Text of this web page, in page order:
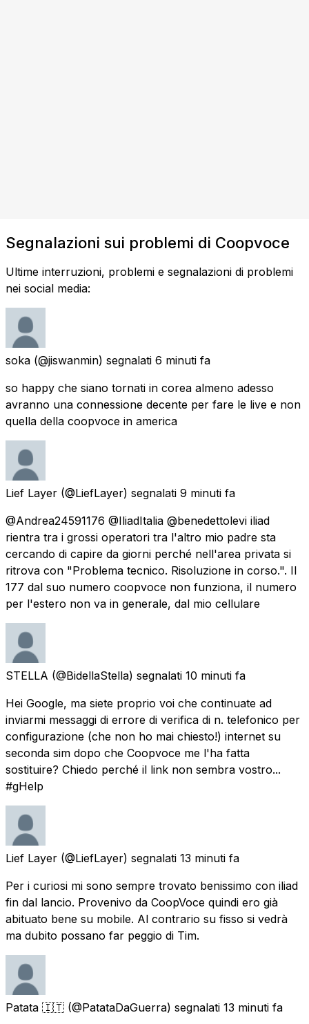
Segnalazioni sui problemi di Coopvoce
Ultime interruzioni, problemi e segnalazioni di problemi
nei social media:
soka (@jiswanmin) segnalati 6 minuti fa
so happy che siano tornati in corea almeno adesso
avranno una connessione decente per fare le live e non
quella della coopvoce in america
Lief Layer (@LiefLayer) segnalati 9 minuti fa
@Andrea24591176 @IliadItalia @benedettolevi iliad
rientra tra i grossi operatori tra l'altro mio padre sta
cercando di capire da giorni perché nell'area privata si
ritrova con "Problema tecnico. Risoluzione in corso.". Il
177 dal suo numero coopvoce non funziona, il numero
per l'estero non va in generale, dal mio cellulare
STELLA (@BidellaStella) segnalati 10 minuti fa
Hei Google, ma siete proprio voi che continuate ad
inviarmi messaggi di errore di verifica di n. telefonico per
configurazione (che non ho mai chiesto!) internet su
seconda sim dopo che Coopvoce me l'ha fatta
sostituire? Chiedo perché il link non sembra vostro...
#gHelp
Lief Layer (@LiefLayer) segnalati 13 minuti fa
Per i curiosi mi sono sempre trovato benissimo con iliad
fin dal lancio. Provenivo da CoopVoce quindi ero già
abituato bene su mobile. Al contrario su fisso si vedrà
ma dubito possano far peggio di Tim.
Patata 🇮🇹 (@PatataDaGuerra) segnalati 13 minuti fa